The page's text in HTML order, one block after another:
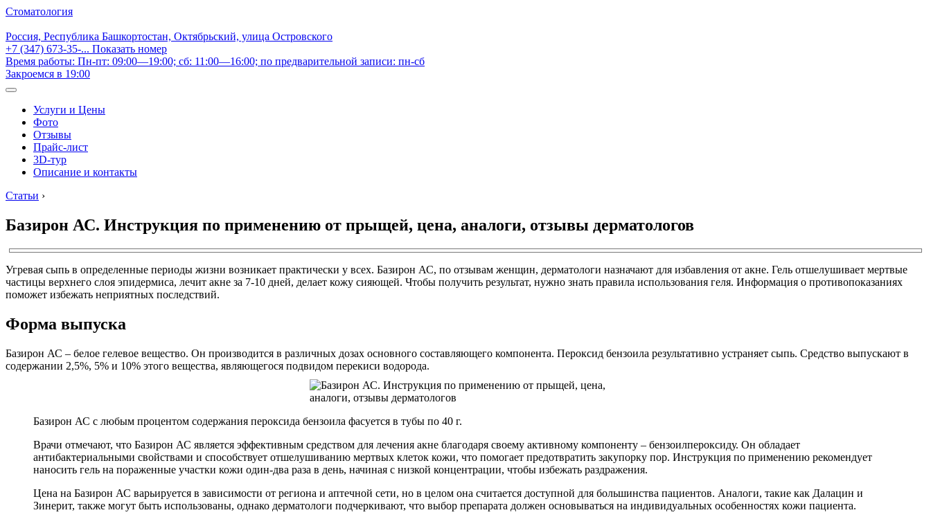
Стоматология
Россия, Республика Башкортостан, Октябрьский, улица Островского
+7 (347) 673-35-... Показать номер
Время работы: Пн-пт: 09:00—19:00; сб: 11:00—16:00; по предварительной записи: пн-сб
Закроемся в 19:00
Услуги и Цены
Фото
Отзывы
Прайс-лист
3D-тур
Описание и контакты
Статьи ›
Базирон АС. Инструкция по применению от прыщей, цена, аналоги, отзывы дерматологов
Угревая сыпь в определенные периоды жизни возникает практически у всех. Базирон АС, по отзывам женщин, дерматологи назначают для избавления от акне. Гель отшелушивает мертвые
частицы верхнего слоя эпидермиса, лечит акне за 7-10 дней, делает кожу сияющей. Чтобы получить результат, нужно знать правила использования геля. Информация о противопоказаниях
поможет избежать неприятных последствий.
Форма выпуска
Базирон АС – белое гелевое вещество. Он производится в различных дозах основного составляющего компонента. Пероксид бензоила результативно устраняет сыпь. Средство выпускают в
содержании 2,5%, 5% и 10% этого вещества, являющегося подвидом перекиси водорода.
Базирон АС с любым процентом содержания пероксида бензоила фасуется в тубы по 40 г.
Врачи отмечают, что Базирон АС является эффективным средством для лечения акне благодаря своему активному компоненту – бензоилпероксиду. Он обладает
антибактериальными свойствами и способствует отшелушиванию мертвых клеток кожи, что помогает предотвратить закупорку пор. Инструкция по применению рекомендует
наносить гель на пораженные участки кожи один-два раза в день, начиная с низкой концентрации, чтобы избежать раздражения.
Цена на Базирон АС варьируется в зависимости от региона и аптечной сети, но в целом она считается доступной для большинства пациентов. Аналоги, такие как Далацин и
Зинерит, также могут быть использованы, однако дерматологи подчеркивают, что выбор препарата должен основываться на индивидуальных особенностях кожи пациента.